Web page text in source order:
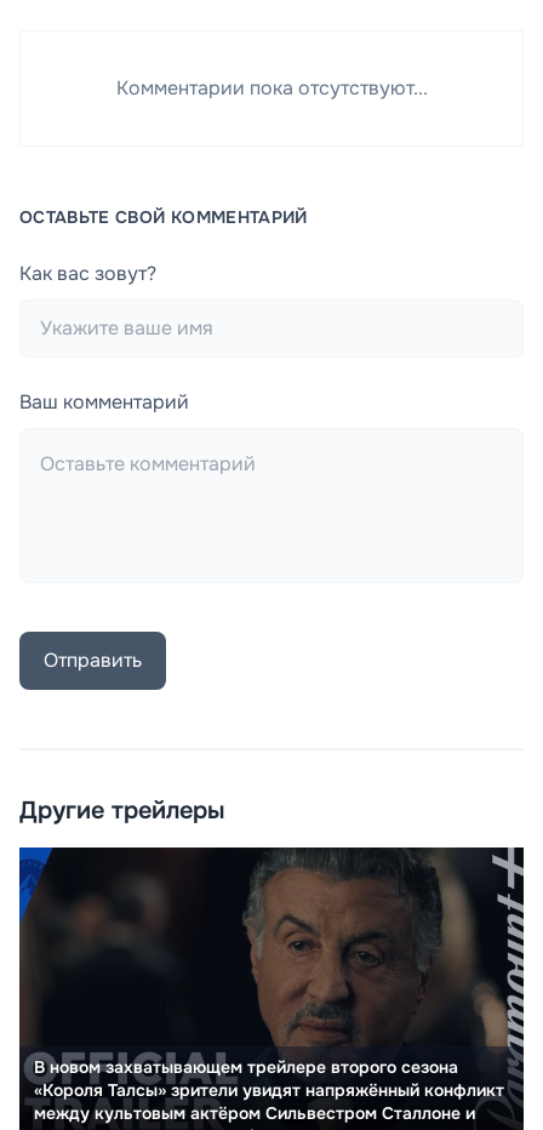
Комментарии пока отсутствуют...
ОСТАВЬТЕ СВОЙ КОММЕНТАРИЙ
Как вас зовут?
Ваш комментарий
Отправить
Другие трейлеры
В новом захватывающем трейлере второго сезона
«Короля Талсы» зрители увидят напряжённый конфликт
между культовым актёром Сильвестром Сталлоне и